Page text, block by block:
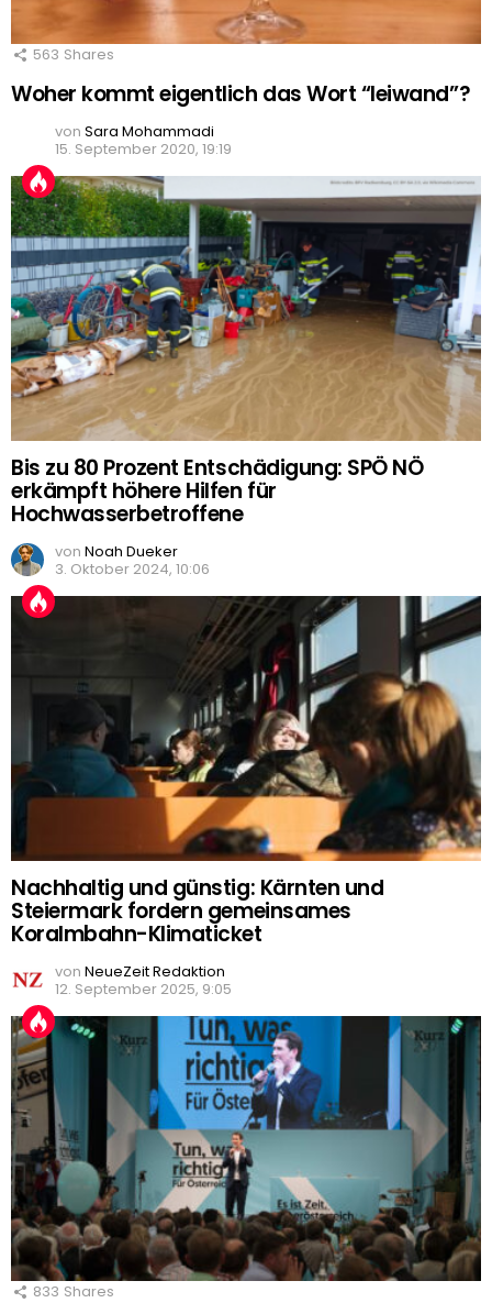
563 Shares
Woher kommt eigentlich das Wort “leiwand”?
von Sara Mohammadi
15. September 2020, 19:19
Bis zu 80 Prozent Entschädigung: SPÖ NÖ
erkämpft höhere Hilfen für
Hochwasserbetroffene
von Noah Dueker
3. Oktober 2024, 10:06
Nachhaltig und günstig: Kärnten und
Steiermark fordern gemeinsames
Koralmbahn-Klimaticket
von NeueZeit Redaktion
12. September 2025, 9:05
833 Shares